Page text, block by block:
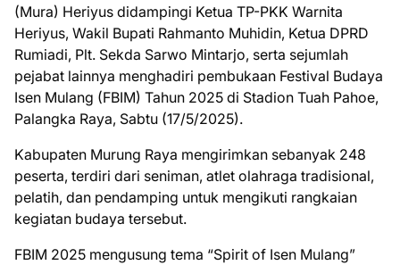
(Mura) Heriyus didampingi Ketua TP-PKK Warnita
Heriyus, Wakil Bupati Rahmanto Muhidin, Ketua DPRD
Rumiadi, Plt. Sekda Sarwo Mintarjo, serta sejumlah
pejabat lainnya menghadiri pembukaan Festival Budaya
Isen Mulang (FBIM) Tahun 2025 di Stadion Tuah Pahoe,
Palangka Raya, Sabtu (17/5/2025).
Kabupaten Murung Raya mengirimkan sebanyak 248
peserta, terdiri dari seniman, atlet olahraga tradisional,
pelatih, dan pendamping untuk mengikuti rangkaian
kegiatan budaya tersebut.
FBIM 2025 mengusung tema “Spirit of Isen Mulang”